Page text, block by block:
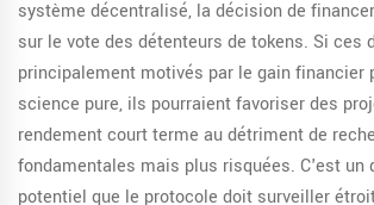
système décentralisé, la décision de
sur le vote des détenteurs de tokens. Si ces
principalement motivés par le gain financier
science pure, ils pourraient favoriser des
rendement court terme au détriment de
fondamentales mais plus risquées. C'est un
potentiel que le protocole doit surveiller